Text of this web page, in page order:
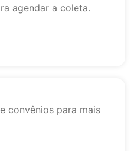
agendar a coleta.
convênios para mais